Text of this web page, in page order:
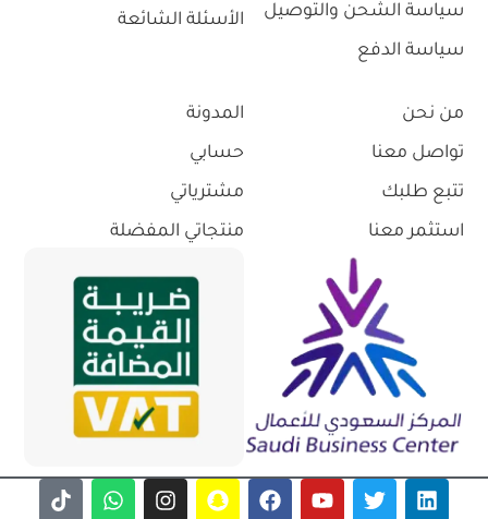
سياسة الشحن والتوصيل
سياسة الدفع
الأسئلة الشائعة
من نحن
تواصل معنا
تتبع طلبك
استثمر معنا
المدونة
حسابي
مشترياتي
منتجاتي المفضلة